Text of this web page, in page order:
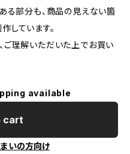
る部分も、商品の見えない箇
しています。
ご理解いただいた上でお買い
available
cart
いの方向け